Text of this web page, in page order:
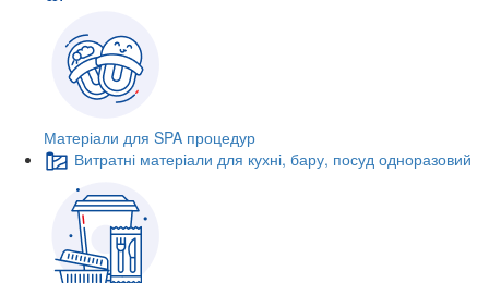
Матеріали для SPA процедур
Витратні матеріали для кухні, бару, посуд одноразовий